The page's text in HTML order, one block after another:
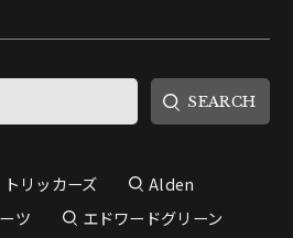
トリッカーズ
Alden
ツ
エドワードグリーン